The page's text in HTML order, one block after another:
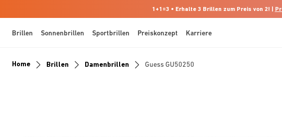
1+1=3 • Erhalte 3 Brillen zum Preis von 2! |
Brillen Sonnenbrillen Sportbrillen Preiskonzept Karriere
Home Brillen Damenbrillen Guess GU50250